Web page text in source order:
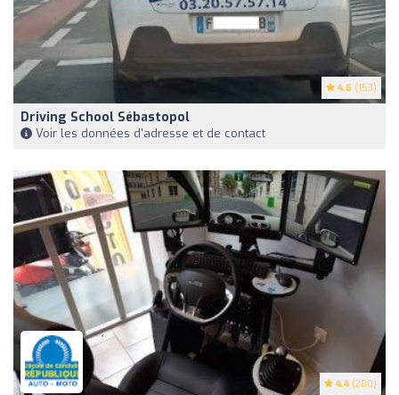
4.6 (153)
Driving School Sébastopol
Voir les données d'adresse et de contact
4.4 (200)